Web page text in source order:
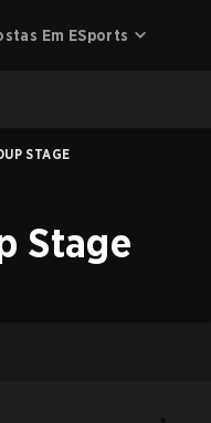
Em ESports
STAGE
Stage